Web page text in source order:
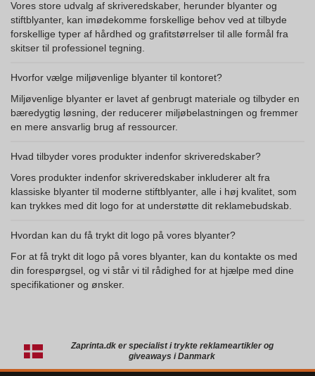
Vores store udvalg af skriveredskaber, herunder blyanter og
stiftblyanter, kan imødekomme forskellige behov ved at tilbyde
forskellige typer af hårdhed og grafitstørrelser til alle formål fra
skitser til professionel tegning.
Hvorfor vælge miljøvenlige blyanter til kontoret?
Miljøvenlige blyanter er lavet af genbrugt materiale og tilbyder en
bæredygtig løsning, der reducerer miljøbelastningen og fremmer
en mere ansvarlig brug af ressourcer.
Hvad tilbyder vores produkter indenfor skriveredskaber?
Vores produkter indenfor skriveredskaber inkluderer alt fra
klassiske blyanter til moderne stiftblyanter, alle i høj kvalitet, som
kan trykkes med dit logo for at understøtte dit reklamebudskab.
Hvordan kan du få trykt dit logo på vores blyanter?
For at få trykt dit logo på vores blyanter, kan du kontakte os med
din forespørgsel, og vi står vi til rådighed for at hjælpe med dine
specifikationer og ønsker.
Zaprinta.dk er specialist i trykte reklameartikler og
giveaways i Danmark